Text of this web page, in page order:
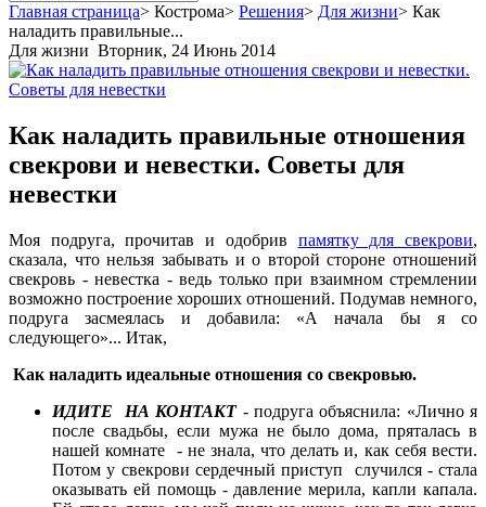
Главная страница> Кострома> Решения> Для жизни> Как
наладить правильные...
Для жизни Вторник, 24 Июнь 2014
Как наладить правильные отношения
свекрови и невестки. Советы для
невестки
Моя подруга, прочитав и одобрив памятку для свекрови,
сказала, что нельзя забывать и о второй стороне отношений
свекровь - невестка - ведь только при взаимном стремлении
возможно построение хороших отношений. Подумав немного,
подруга засмеялась и добавила: «А начала бы я со
следующего»... Итак,
Как наладить идеальные отношения со свекровью.
ИДИТЕ НА КОНТАКТ- подруга объяснила: «Лично я
после свадьбы, если мужа не было дома, пряталась в
нашей комнате - не знала, что делать и, как себя вести.
Потом у свекрови сердечный приступ случился - стала
оказывать ей помощь - давление мерила, капли капала.